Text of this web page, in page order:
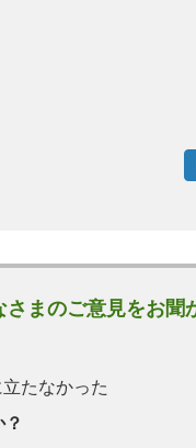
まのご意見をお聞
たなかった